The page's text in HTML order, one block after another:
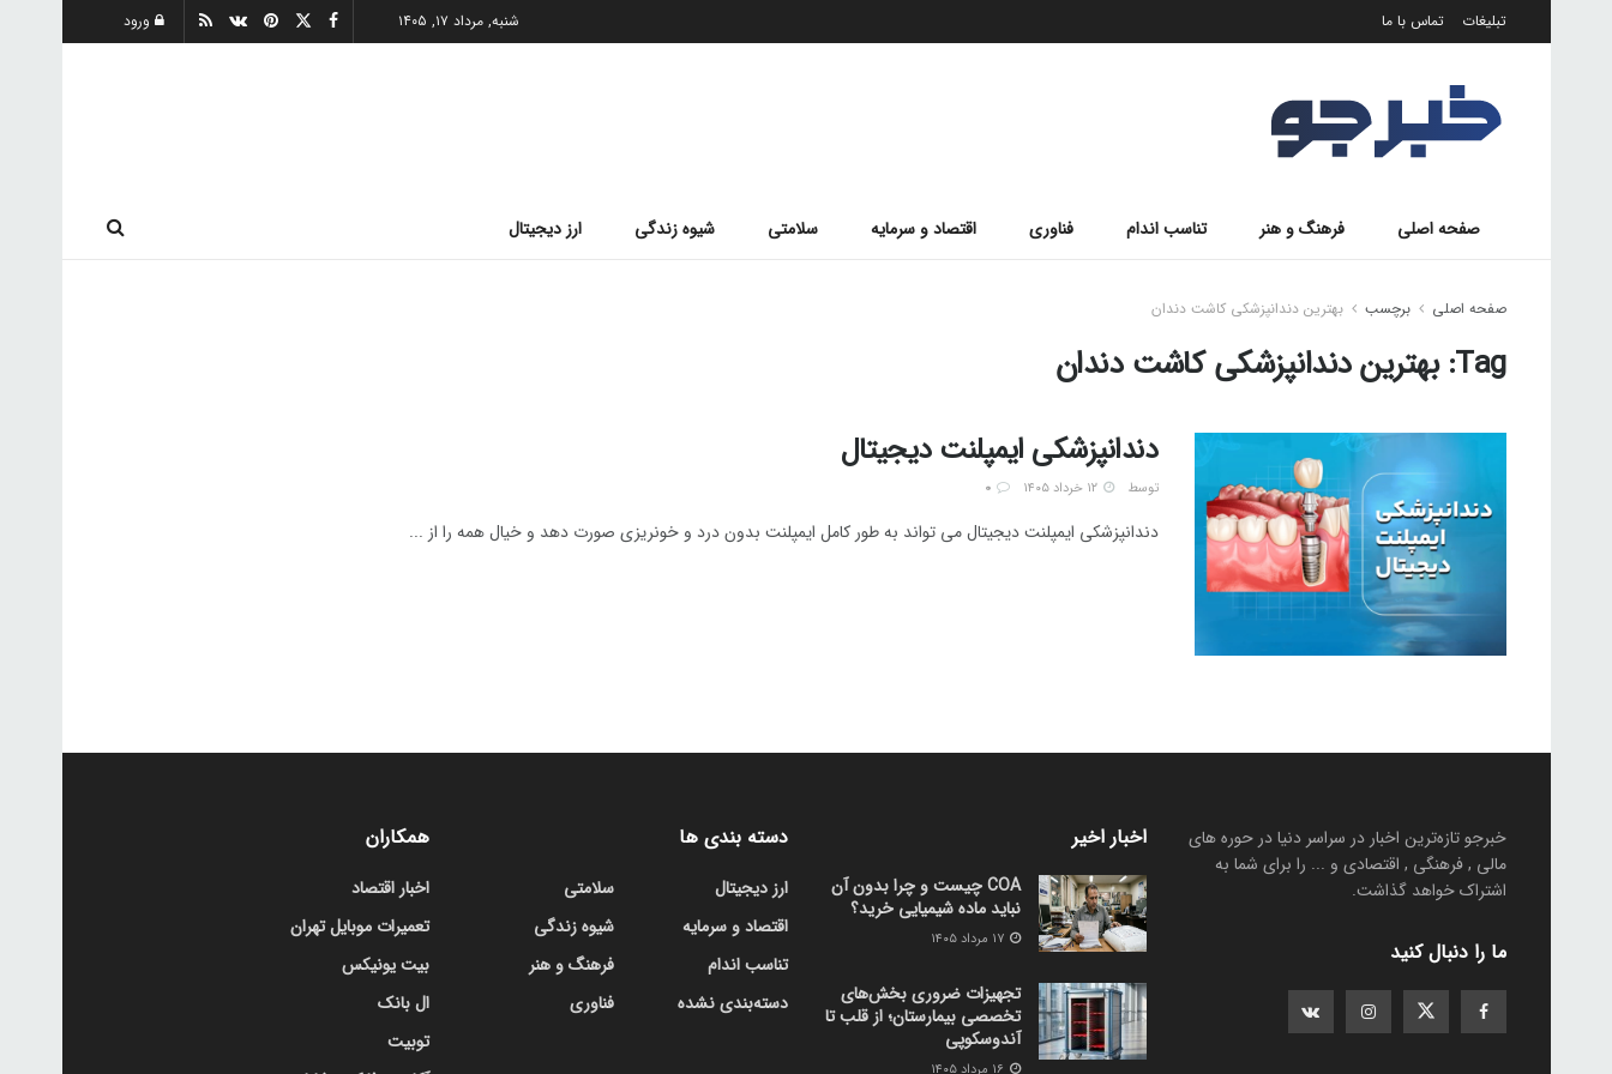
تبلیغات تماس با ما شنبه, مرداد ۱۷, ۱۴۰۵ ورود
صفحه اصلی فرهنگ و هنر تناسب اندام فناوری اقتصاد و سرمایه سلامتی شیوه زندگی ارز دیجیتال
صفحه اصلی برچسب بهترین دندانپزشکی کاشت دندان
Tag: بهترین دندانپزشکی کاشت دندان
دندانپزشکی ایمپلنت دیجیتال
توسط ۱۲ خرداد ۱۴۰۵ 0
دندانپزشکی ایمپلنت دیجیتال می تواند به طور کامل ایمپلنت بدون درد و خونریزی صورت دهد و خیال همه را از ...
خبرجو تازه‌ترین اخبار در سراسر دنیا در حوره های
مالی , فرهنگی , اقتصادی و ... را برای شما به
اشتراک خواهد گذاشت.
ما را دنبال کنید
اخبار اخیر
COA چیست و چرا بدون آن
نباید ماده شیمیایی خرید؟
تجهیزات ضروری بخش‌های
تخصصی بیمارستان؛ از قلب تا
آندوسکوپی
دسته بندی ها
ارز دیجیتال
اقتصاد و سرمایه
تناسب اندام
دسته‌بندی نشده
سلامتی
شیوه زندگی
فرهنگ و هنر
فناوری
همکاران
اخبار اقتصاد
تعمیرات موبایل تهران
بیت یونیکس
ال بانک
توبیت